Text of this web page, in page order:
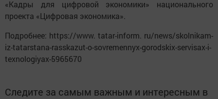
«Кадры для цифровой экономики» национального
проекта «Цифровая экономика».
Подробнее: https://www. tatar-inform. ru/news/skolnikam-
iz-tatarstana-rasskazut-o-sovremennyx-gorodskix-servisax-i-
texnologiyax-5965670
Следите за самым важным и интересным в